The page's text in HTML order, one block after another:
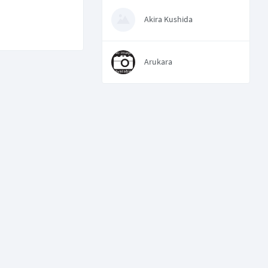
Akira Kushida
Arukara